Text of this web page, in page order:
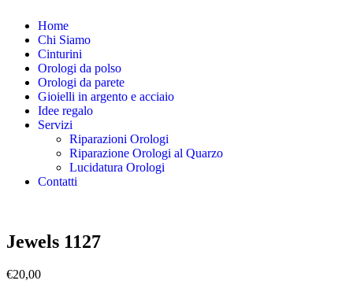
Home
Chi Siamo
Cinturini
Orologi da polso
Orologi da parete
Gioielli in argento e acciaio
Idee regalo
Servizi
Riparazioni Orologi
Riparazione Orologi al Quarzo
Lucidatura Orologi
Contatti
Jewels 1127
€20,00